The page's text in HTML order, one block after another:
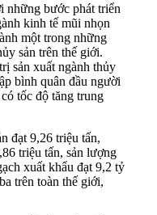
những bước phát triển
kinh tế mũi nhọn
một trong những
sản trên thế giới.
sản xuất ngành thủy
bình quân đầu người
tốc độ tăng trung
đạt 9,26 triệu tấn,
triệu tấn, sản lượng
xuất khẩu đạt 9,2 tỷ
trên toàn thế giới,